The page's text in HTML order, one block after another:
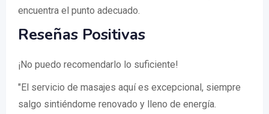
encuentra el punto adecuado.
Reseñas Positivas
¡No puedo recomendarlo lo suficiente!
"El servicio de masajes aquí es excepcional, siempre
salgo sintiéndome renovado y lleno de energía.